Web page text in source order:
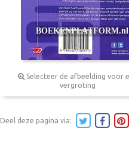
Selecteer de afbeelding voor
vergroting
Deel deze pagina via: